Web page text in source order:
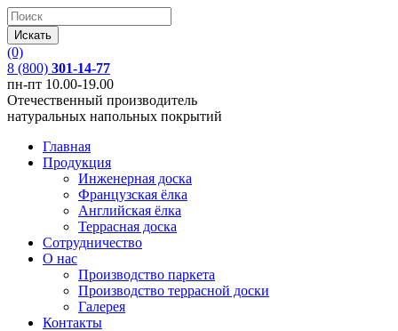
(0)
8 (800) 301-14-77
пн-пт 10.00-19.00
Отечественный производитель
натуральных напольных покрытий
Главная
Продукция
Инженерная доска
Французская ёлка
Английская ёлка
Террасная доска
Сотрудничество
О нас
Производство паркета
Производство террасной доски
Галерея
Контакты